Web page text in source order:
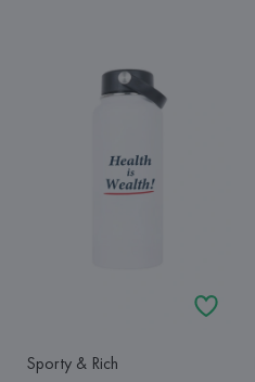
Sporty & Rich